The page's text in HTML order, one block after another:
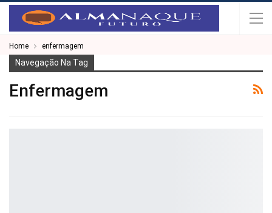
Home enfermagem
Navegação Na Tag
Enfermagem